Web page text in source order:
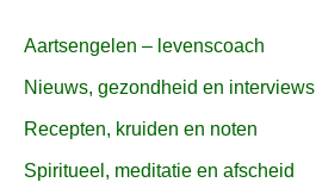
Aartsengelen – levenscoach
Nieuws, gezondheid en interviews
Recepten, kruiden en noten
Spiritueel, meditatie en afscheid